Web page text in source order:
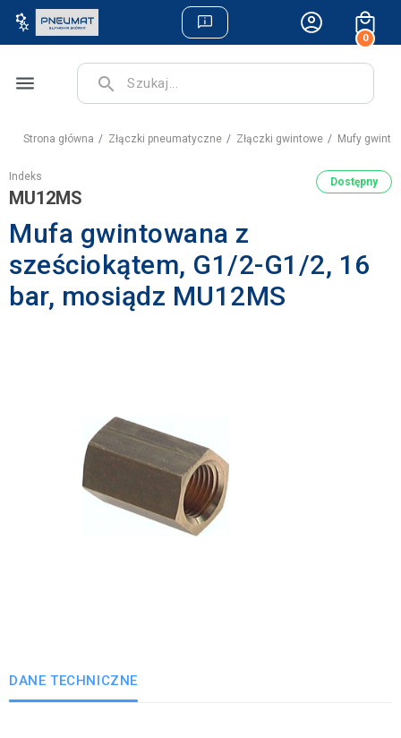
0
menu search
Strona główna Złączki pneumatyczne Złączki gwintowe Mufy
Indeks
MU12MS
Dostępny
Mufa gwintowana z
sześciokątem, G1/2-G1/2, 16
bar, mosiądz MU12MS
DANE TECHNICZNE